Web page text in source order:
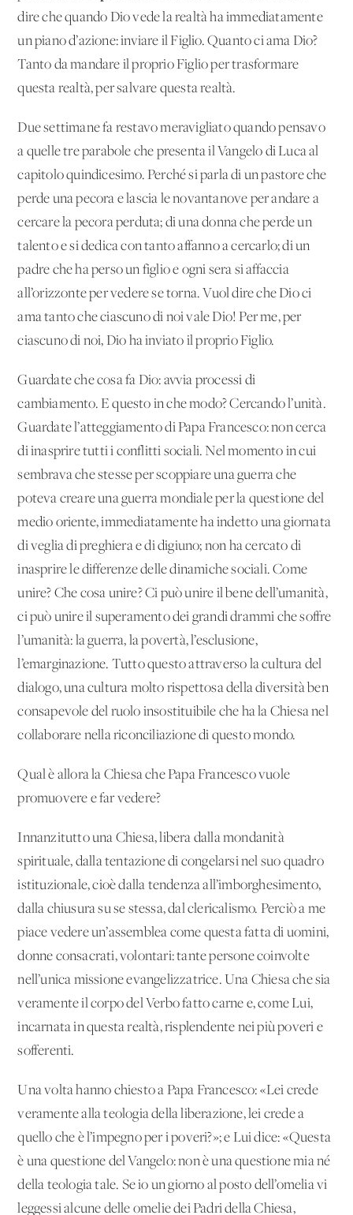
dire che quando Dio vede la realtà ha immediatamente
un piano d’azione: inviare il Figlio. Quanto ci ama Dio?
Tanto da mandare il proprio Figlio per trasformare
questa realtà, per salvare questa realtà.
Due settimane fa restavo meravigliato quando pensavo
a quelle tre parabole che presenta il Vangelo di Luca al
capitolo quindicesimo. Perché si parla di un pastore che
perde una pecora e lascia le novantanove per andare a
cercare la pecora perduta; di una donna che perde un
talento e si dedica con tanto affanno a cercarlo; di un
padre che ha perso un figlio e ogni sera si affaccia
all’orizzonte per vedere se torna. Vuol dire che Dio ci
ama tanto che ciascuno di noi vale Dio! Per me, per
ciascuno di noi, Dio ha inviato il proprio Figlio.
Guardate che cosa fa Dio: avvia processi di
cambiamento. E questo in che modo? Cercando l’unità.
Guardate l’atteggiamento di Papa Francesco: non cerca
di inasprire tutti i conflitti sociali. Nel momento in cui
sembrava che stesse per scoppiare una guerra che
poteva creare una guerra mondiale per la questione del
medio oriente, immediatamente ha indetto una giornata
di veglia di preghiera e di digiuno; non ha cercato di
inasprire le differenze delle dinamiche sociali. Come
unire? Che cosa unire? Ci può unire il bene dell’umanità,
ci può unire il superamento dei grandi drammi che soffre
l’umanità: la guerra, la povertà, l’esclusione,
l’emarginazione. Tutto questo attraverso la cultura del
dialogo, una cultura molto rispettosa della diversità ben
consapevole del ruolo insostituibile che ha la Chiesa nel
collaborare nella riconciliazione di questo mondo.
Qual è allora la Chiesa che Papa Francesco vuole
promuovere e far vedere?
Innanzitutto una Chiesa, libera dalla mondanità
spirituale, dalla tentazione di congelarsi nel suo quadro
istituzionale, cioè dalla tendenza all’imborghesimento,
dalla chiusura su se stessa, dal clericalismo. Perciò a me
piace vedere un’assemblea come questa fatta di uomini,
donne consacrati, volontari: tante persone coinvolte
nell’unica missione evangelizzatrice. Una Chiesa che sia
veramente il corpo del Verbo fatto carne e, come Lui,
incarnata in questa realtà, risplendente nei più poveri e
sofferenti.
Una volta hanno chiesto a Papa Francesco: «Lei crede
veramente alla teologia della liberazione, lei crede a
quello che è l’impegno per i poveri?»; e Lui dice: «Questa
è una questione del Vangelo: non è una questione mia né
della teologia tale. Se io un giorno al posto dell’omelia vi
leggessi alcune delle omelie dei Padri della Chiesa,